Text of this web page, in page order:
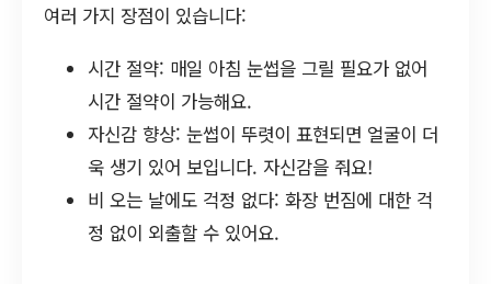
여러 가지 장점이 있습니다:
시간 절약: 매일 아침 눈썹을 그릴 필요가 없어
시간 절약이 가능해요.
자신감 향상: 눈썹이 뚜렷이 표현되면 얼굴이 더
욱 생기 있어 보입니다. 자신감을 줘요!
비 오는 날에도 걱정 없다: 화장 번짐에 대한 걱
정 없이 외출할 수 있어요.